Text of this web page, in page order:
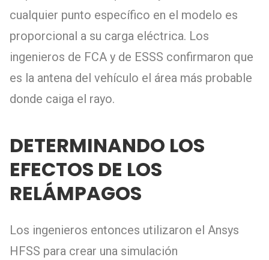
cualquier punto específico en el modelo es
proporcional a su carga eléctrica. Los
ingenieros de FCA y de ESSS confirmaron que
es la antena del vehículo el área más probable
donde caiga el rayo.
DETERMINANDO LOS
EFECTOS DE LOS
RELÁMPAGOS
Los ingenieros entonces utilizaron el Ansys
HFSS para crear una simulación